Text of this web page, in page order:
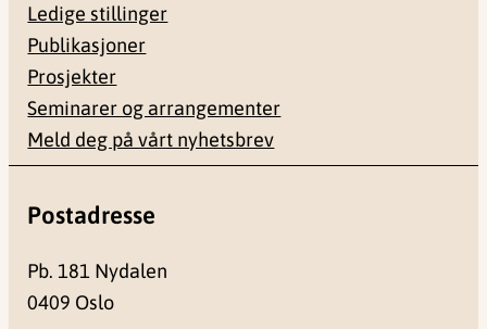
Ledige stillinger
Publikasjoner
Prosjekter
Seminarer og arrangementer
Meld deg på vårt nyhetsbrev
Postadresse
Pb. 181 Nydalen
0409 Oslo